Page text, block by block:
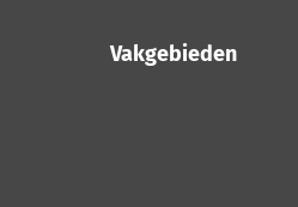
Vakgebieden